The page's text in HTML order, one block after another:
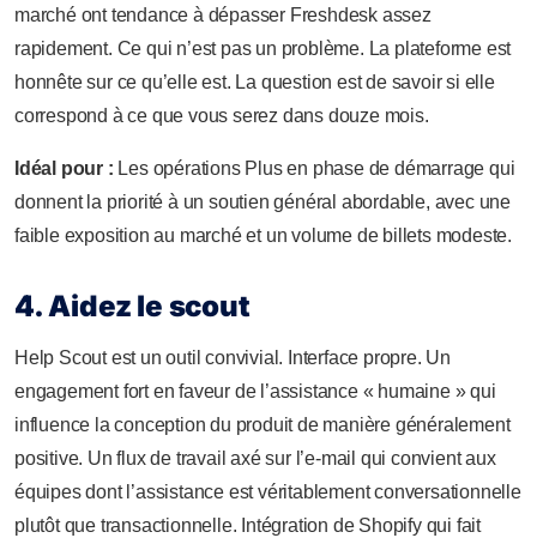
marché ont tendance à dépasser Freshdesk assez
rapidement. Ce qui n’est pas un problème. La plateforme est
honnête sur ce qu’elle est. La question est de savoir si elle
correspond à ce que vous serez dans douze mois.
Idéal pour : Les opérations Plus en phase de démarrage qui
donnent la priorité à un soutien général abordable, avec une
faible exposition au marché et un volume de billets modeste.
4. Aidez le scout
Help Scout est un outil convivial. Interface propre. Un
engagement fort en faveur de l’assistance « humaine » qui
influence la conception du produit de manière généralement
positive. Un flux de travail axé sur l’e-mail qui convient aux
équipes dont l’assistance est véritablement conversationnelle
plutôt que transactionnelle. Intégration de Shopify qui fait